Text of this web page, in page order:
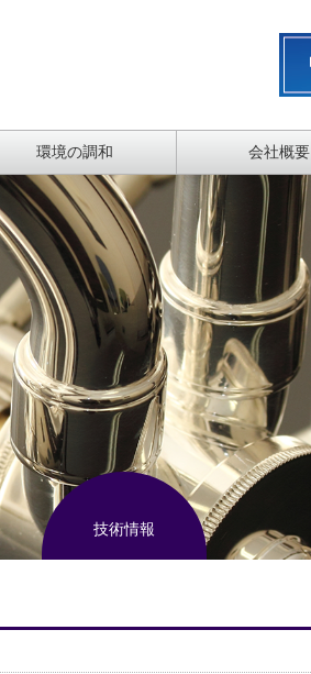
環境の調和 会社概要
技術情報